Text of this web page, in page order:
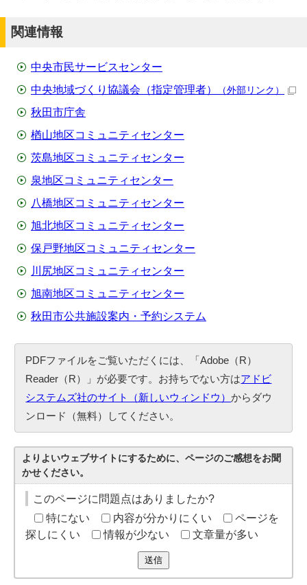
関連情報
中央市民サービスセンター
中央地域づくり協議会（指定管理者）
（外部リンク）
秋田市庁舎
楢山地区コミュニティセンター
茨島地区コミュニティセンター
泉地区コミュニティセンター
八橋地区コミュニティセンター
旭北地区コミュニティセンター
保戸野地区コミュニティセンター
川尻地区コミュニティセンター
旭南地区コミュニティセンター
秋田市公共施設案内・予約システム
PDFファイルをご覧いただくには、「Adobe（R）
Reader（R）」が必要です。お持ちでない方はアドビ
システムズ社のサイト（新しいウィンドウ）からダウ
ンロード（無料）してください。
よりよいウェブサイトにするために、ページのご感想をお聞
かせください。
このページに問題点はありましたか?
特にない
内容が分かりにくい
ページを
探しにくい
情報が少ない 文章量が多い
送信